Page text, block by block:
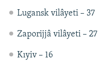
Lugansk vilâyeti – 37
Zaporijjâ vilâyeti – 27
Kıyiv – 16